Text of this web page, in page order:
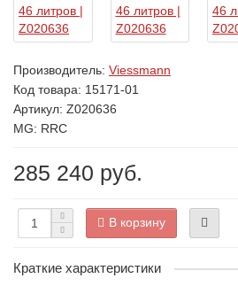
Производитель: Viessmann
Код товара: 15171-01
Артикул: Z020636
MG: RRC
285 240 руб.
В корзину
Краткие характеристики